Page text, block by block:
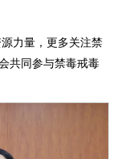
力量，更多关注禁
共同参与禁毒戒毒